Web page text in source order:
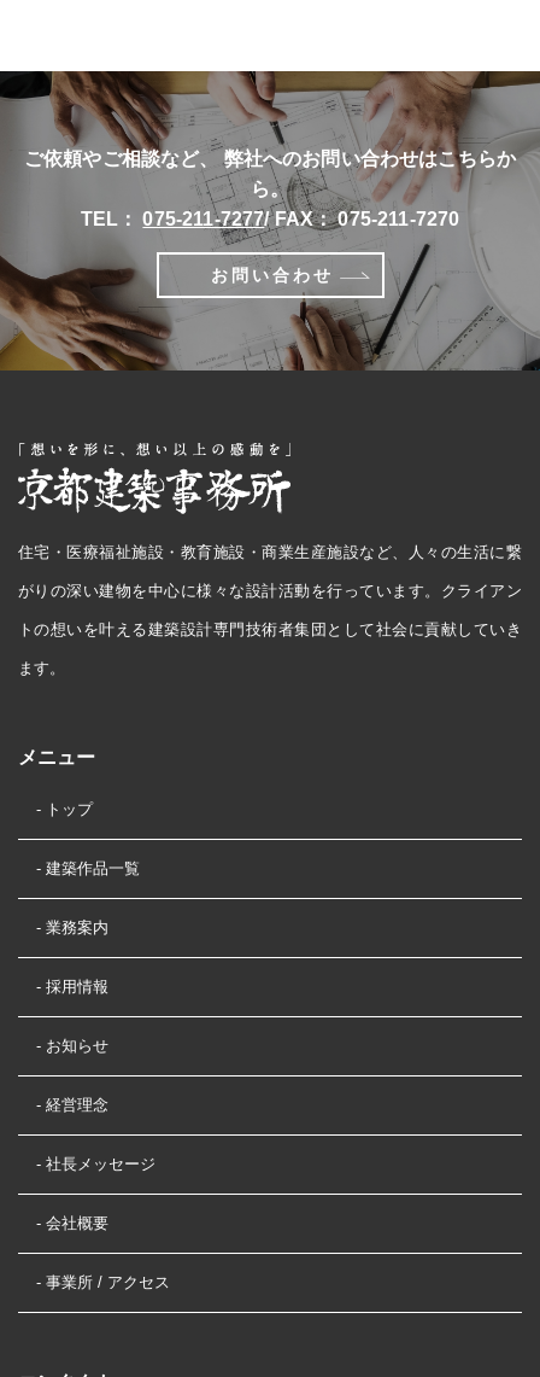
ご依頼やご相談など、弊社へのお問い合わせはこちらか
ら。
TEL：075-211-7277/ FAX：075-211-7270
お問い合わせ
住宅・医療福祉施設・教育施設・商業生産施設など、人々の生活に繋
がりの深い建物を中心に様々な設計活動を行っています。クライアン
トの想いを叶える建築設計専門技術者集団として社会に貢献していき
ます。
メニュー
- トップ
- 建築作品一覧
- 業務案内
- 採用情報
- お知らせ
- 経営理念
- 社長メッセージ
- 会社概要
- 事業所 / アクセス